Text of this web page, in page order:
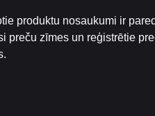
produktu nosaukumi ir
preču zīmes un reģistrētie